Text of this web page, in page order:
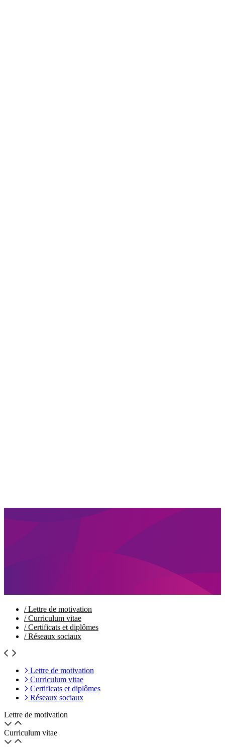
/Lettre de motivation
/Curriculum vitae
/Certificats et diplômes
/Réseaux sociaux
Lettre de motivation
Curriculum vitae
Certificats et diplômes
Réseaux sociaux
Lettre de motivation
Curriculum vitae